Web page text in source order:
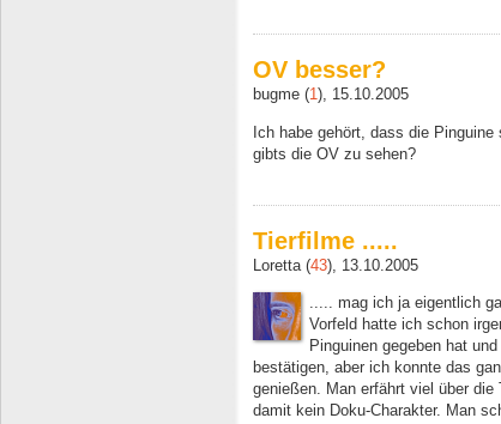
OV besser?
bugme (1), 15.10.2005
Ich habe gehört, dass die
gibts die OV zu sehen?
Tierfilme .....
Loretta (43), 13.10.2005
..... mag ich ja eigentlich
Vorfeld hatte ich schon
Pinguinen gegeben hat
bestätigen, aber ich konnte das
genießen. Man erfährt viel über
damit kein Doku-Charakter. Man